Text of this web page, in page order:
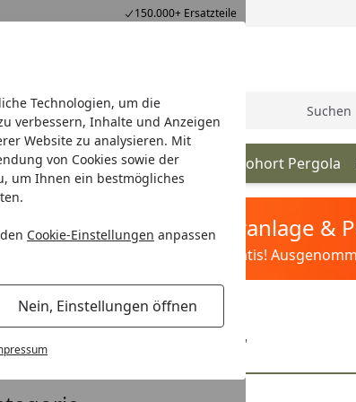
Technologien, um die
verbessern, Inhalte und Anzeigen
Website zu analysieren. Mit
von Cookies sowie der
um Ihnen ein bestmögliches
Cookie-Einstellungen anpassen
Nein, Einstellungen öffnen
150.000+ Ersatzteile
Suche
Schränke Beete & Hochbeete Biohort Pergola
inkl. gratis Sandfilteranlage &
im Sorglos-Paket: Filter&Pflege gratis!
Gartenhäuser